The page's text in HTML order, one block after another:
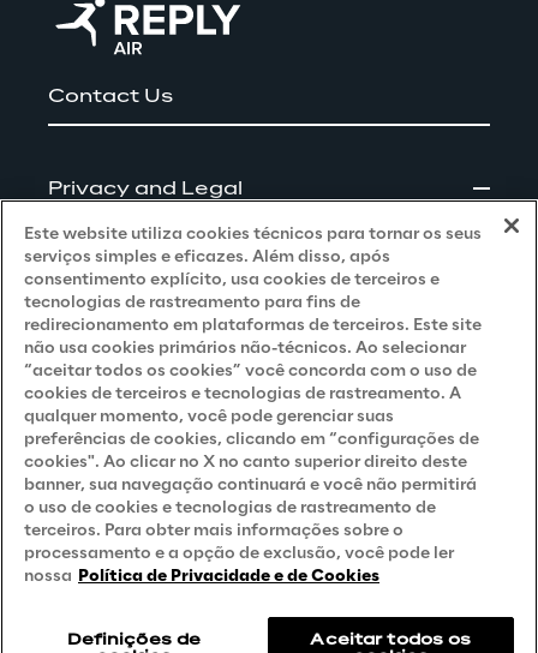
Contact Us
Privacy and Legal
Privacy & Cookie Policy
Privacy Notice(Client - LGPD)
Privacy Notice(Client - GDPR)
Privacy Notice(Supplier - LGPD)
Privacy Notice(Supplier - GDPR)
Privacy Notice(Candidate - LGPD)
Privacy Notice (Candidate - GDPR)
Privacy Notice(Marketing)
Este website utiliza cookies técnicos para tornar os seus
serviços simples e eficazes. Além disso, após
consentimento explícito, usa cookies de terceiros e
tecnologias de rastreamento para fins de
redirecionamento em plataformas de terceiros. Este site
não usa cookies primários não-técnicos. Ao selecionar
“aceitar todos os cookies” você concorda com o uso de
cookies de terceiros e tecnologias de rastreamento. A
qualquer momento, você pode gerenciar suas
preferências de cookies, clicando em “configurações de
cookies". Ao clicar no X no canto superior direito deste
banner, sua navegação continuará e você não permitirá
o uso de cookies e tecnologias de rastreamento de
terceiros. Para obter mais informações sobre o
processamento e a opção de exclusão, você pode ler
nossa Política de Privacidade e de Cookies
Definições de
Aceitar todos os